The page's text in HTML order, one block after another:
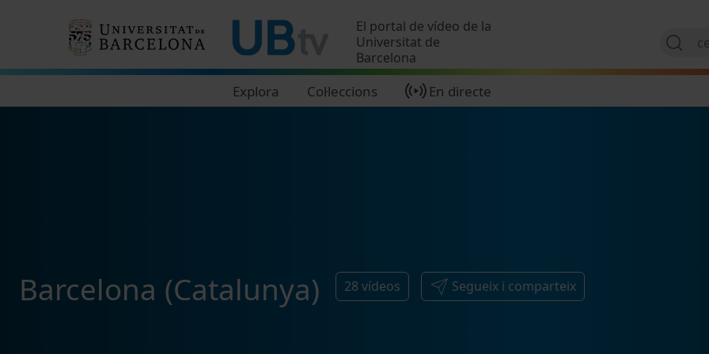
El portal de vídeo de la
Universitat de
Barcelona
Explora Col·leccions En directe
Barcelona (Catalunya) 28 vídeos Segueix i comparteix